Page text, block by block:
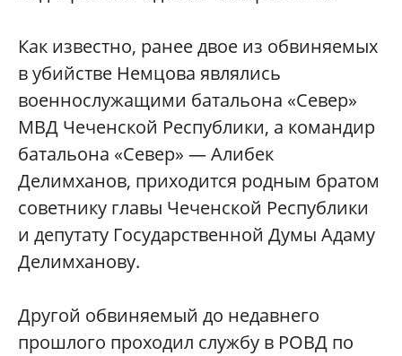
Как известно, ранее двое из обвиняемых
в убийстве Немцова являлись
военнослужащими батальона «Север»
МВД Чеченской Республики, а командир
батальона «Север» — Алибек
Делимханов, приходится родным братом
советнику главы Чеченской Республики
и депутату Государственной Думы Адаму
Делимханову.
Другой обвиняемый до недавнего
прошлого проходил службу в РОВД по